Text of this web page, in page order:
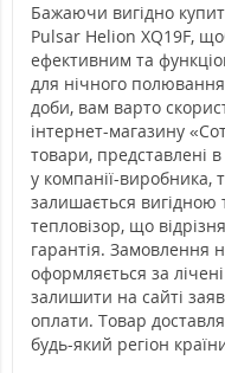
Бажаючи вигідно
Pulsar Helion XQ19F,
ефективним та
для нічного
доби, вам варто
інтернет-магазину
товари, представлені
у компанії-виробника,
залишається
тепловізор, що
гарантія. Замовлення
оформляється за
залишити на сайті
оплати. Товар
будь-який регіон